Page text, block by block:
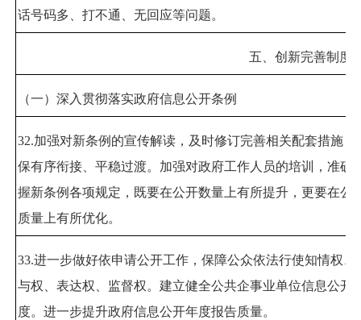
话号码多、打不通、无回应等问题。
五、创新完善制度
（一）深入贯彻落实政府信息公开条例
32.加强对新条例的宣传解读，及时修订完善相关配套措施，
保有序衔接、平稳过渡。加强对政府工作人员的培训，准确
握新条例各项规定，既要在公开数量上有所提升，更要在公
质量上有所优化。
33.进一步做好依申请公开工作，保障公众依法行使知情权、
与权、表达权、监督权。建立健全公共企事业单位信息公开
度。进一步提升政府信息公开年度报告质量。